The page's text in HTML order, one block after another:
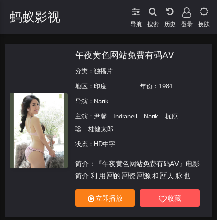
蚂蚁影视 导航 搜索 登录 换肤
午夜黄色网站免费有码AⅤ
分类： 独播片
地区： 印度 年份： 1984
导演： Narik
主演： 尹馨 Indraneil Narik
梶原
聡
桂健太郎
状态：HD中字
简介：『午夜黄色网站免费有码AⅤ』电影
简介:利 用 的 资 源 和 人 脉 也
会 大 大 增 加 ， 进 入 逆 才 班 ，
引 起 当 局 的 重 视 ， 这 样 你 和 你 的
立即播放 收藏